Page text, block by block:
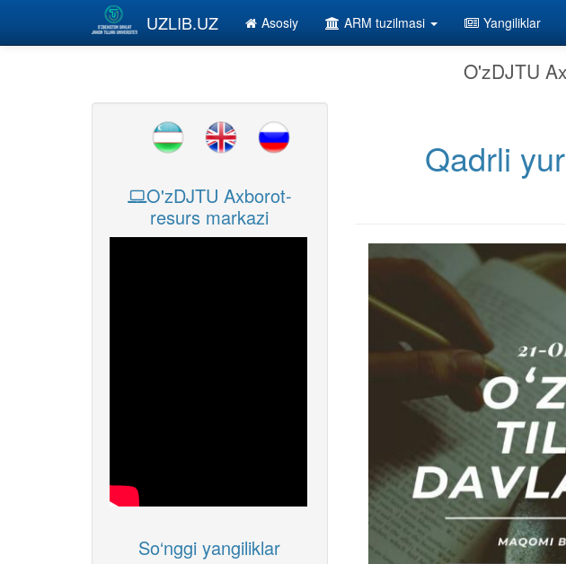
Skip to main content
UZLIB.UZ Asosiy ARM tuzilmasi Yangiliklar
O'zDJTU
Qadrli
O'zDJTU Axborot-
resurs markazi
So‘nggi yangiliklar